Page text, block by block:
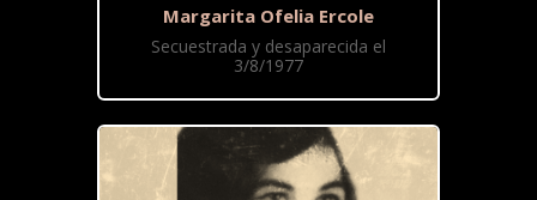
Margarita Ofelia Ercole
Secuestrada y desaparecida el
3/8/1977